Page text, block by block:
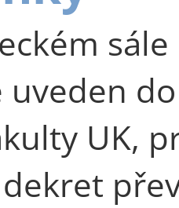
uveden
UK,
dekret